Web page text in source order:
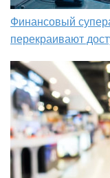
Финансовый
перекраивают